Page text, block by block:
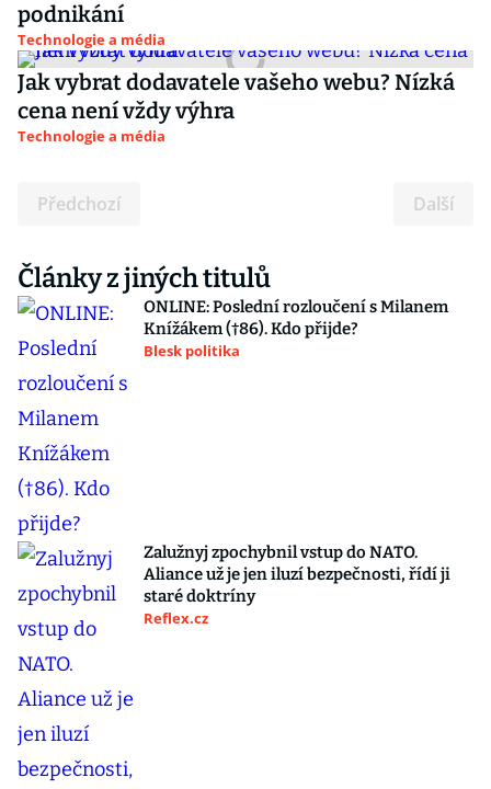
podnikání
Technologie a média
Jak vybrat dodavatele vašeho webu? Nízká
cena není vždy výhra
Technologie a média
Předchozí Další
Články z jiných titulů
ONLINE: Poslední rozloučení s Milanem
Knížákem (†86). Kdo přijde?
Blesk politika
Zalužnyj zpochybnil vstup do NATO.
Aliance už je jen iluzí bezpečnosti, řídí ji
staré doktríny
Reflex.cz